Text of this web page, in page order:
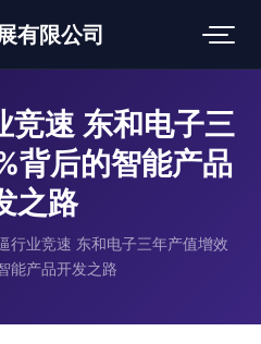
有限公司
竞速 东和电子三
背后的智能产品
之路
行业竞速 东和电子三年产值增效
能产品开发之路